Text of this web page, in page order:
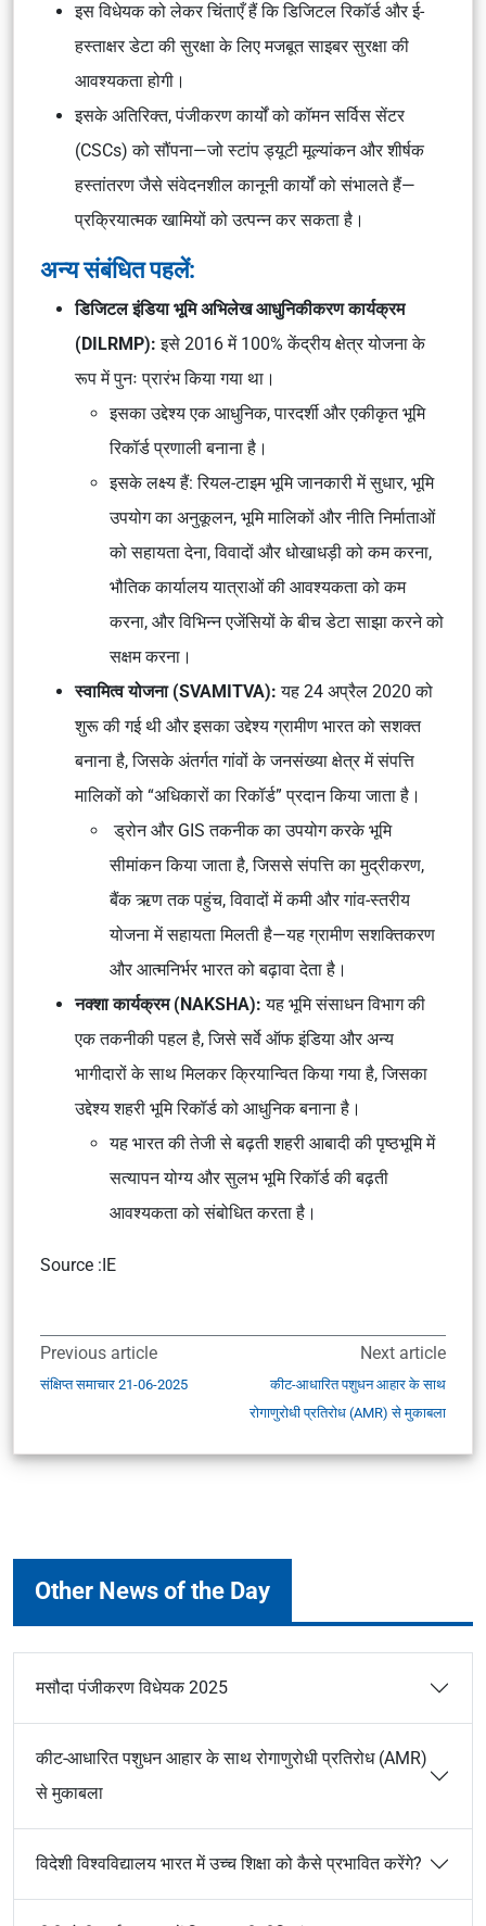
इस विधेयक को लेकर चिंताएँ हैं कि डिजिटल रिकॉर्ड और ई-
हस्ताक्षर डेटा की सुरक्षा के लिए मजबूत साइबर सुरक्षा की
आवश्यकता होगी।
इसके अतिरिक्त, पंजीकरण कार्यों को कॉमन सर्विस सेंटर
(CSCs) को सौंपना—जो स्टांप ड्यूटी मूल्यांकन और शीर्षक
हस्तांतरण जैसे संवेदनशील कानूनी कार्यों को संभालते हैं—
प्रक्रियात्मक खामियों को उत्पन्न कर सकता है।
अन्य संबंधित पहलें:
डिजिटल इंडिया भूमि अभिलेख आधुनिकीकरण कार्यक्रम
(DILRMP): इसे 2016 में 100% केंद्रीय क्षेत्र योजना के
रूप में पुनः प्रारंभ किया गया था।
इसका उद्देश्य एक आधुनिक, पारदर्शी और एकीकृत भूमि
रिकॉर्ड प्रणाली बनाना है।
इसके लक्ष्य हैं: रियल-टाइम भूमि जानकारी में सुधार, भूमि
उपयोग का अनुकूलन, भूमि मालिकों और नीति निर्माताओं
को सहायता देना, विवादों और धोखाधड़ी को कम करना,
भौतिक कार्यालय यात्राओं की आवश्यकता को कम
करना, और विभिन्न एजेंसियों के बीच डेटा साझा करने को
सक्षम करना।
स्वामित्व योजना (SVAMITVA): यह 24 अप्रैल 2020 को
शुरू की गई थी और इसका उद्देश्य ग्रामीण भारत को सशक्त
बनाना है, जिसके अंतर्गत गांवों के जनसंख्या क्षेत्र में संपत्ति
मालिकों को “अधिकारों का रिकॉर्ड” प्रदान किया जाता है।
ड्रोन और GIS तकनीक का उपयोग करके भूमि
सीमांकन किया जाता है, जिससे संपत्ति का मुद्रीकरण,
बैंक ऋण तक पहुंच, विवादों में कमी और गांव-स्तरीय
योजना में सहायता मिलती है—यह ग्रामीण सशक्तिकरण
और आत्मनिर्भर भारत को बढ़ावा देता है।
नक्शा कार्यक्रम (NAKSHA): यह भूमि संसाधन विभाग की
एक तकनीकी पहल है, जिसे सर्वे ऑफ इंडिया और अन्य
भागीदारों के साथ मिलकर क्रियान्वित किया गया है, जिसका
उद्देश्य शहरी भूमि रिकॉर्ड को आधुनिक बनाना है।
यह भारत की तेजी से बढ़ती शहरी आबादी की पृष्ठभूमि में
सत्यापन योग्य और सुलभ भूमि रिकॉर्ड की बढ़ती
आवश्यकता को संबोधित करता है।
Source :IE
Previous article
संक्षिप्त समाचार 21-06-2025
Next article
कीट-आधारित पशुधन आहार के साथ
रोगाणुरोधी प्रतिरोध (AMR) से मुकाबला
Other News of the Day
मसौदा पंजीकरण विधेयक 2025
कीट-आधारित पशुधन आहार के साथ रोगाणुरोधी प्रतिरोध (AMR)
से मुकाबला
विदेशी विश्वविद्यालय भारत में उच्च शिक्षा को कैसे प्रभावित करेंगे?